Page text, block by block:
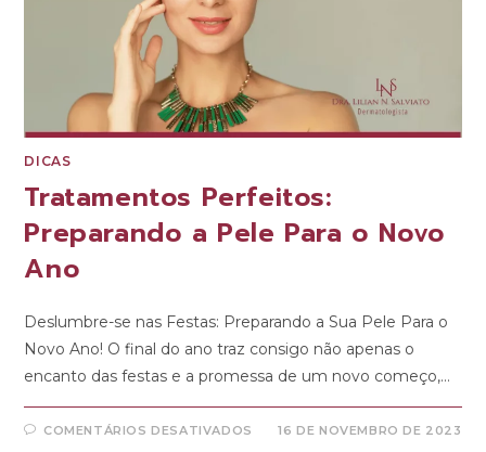
DICAS
Tratamentos Perfeitos:
Preparando a Pele Para o Novo
Ano
Deslumbre-se nas Festas: Preparando a Sua Pele Para o
Novo Ano! O final do ano traz consigo não apenas o
encanto das festas e a promessa de um novo começo,…
COMENTÁRIOS DESATIVADOS 16 DE NOVEMBRO DE 2023